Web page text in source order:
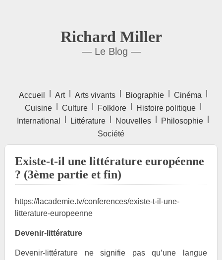
Richard Miller
— Le Blog —
Accueil Art Arts vivants Biographie Cinéma
Cuisine
Culture Folklore Histoire politique
International
Littérature Nouvelles Philosophie
Société
Existe-t-il une littérature européenne
? (3ème partie et fin)
https://lacademie.tv/conferences/existe-t-il-une-
litterature-europeenne
Devenir-littérature
Devenir-littérature ne signifie pas qu’une langue